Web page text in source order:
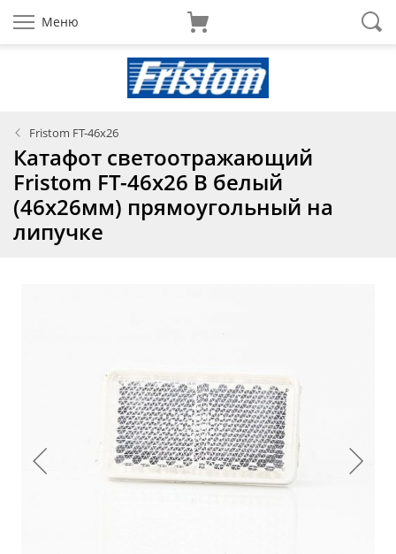
Меню
Fristom FT-46х26
Катафот светоотражающий
Fristom FT-46х26 B белый
(46х26мм) прямоугольный на
липучке